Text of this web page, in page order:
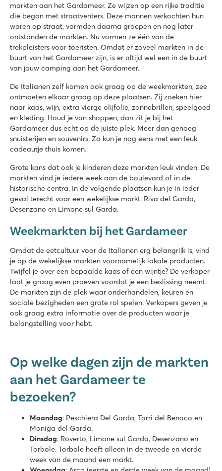
markten aan het Gardameer. Ze wijzen op een rijke traditie
die begon met straatventers. Deze mannen verkochten hun
waren op straat, vormden daarna groepen en nog later
ontstonden de markten. Nu vormen ze één van de
trekpleisters voor toeristen. Omdat er zoveel markten in de
buurt van het Gardameer zijn, is er altijd wel een in de buurt
van jouw camping aan het Gardameer.
De Italianen zelf komen ook graag op de weekmarkten, zee
ontmoeten elkaar graag op deze plaatsen. Zij zoeken hier
naar kaas, wijn, extra vierge olijfolie, zonnebrillen, speelgoed
en kleding. Houd je van shoppen, dan zit je bij het
Gardameer dus echt op de juiste plek. Meer dan genoeg
snuisterijen en souvenirs. Zo kun je nog eens met een leuk
cadeautje thuis komen.
Grote kans dat ook je kinderen deze markten leuk vinden. De
markten vind je iedere week aan de boulevard of in de
historische centra. In de volgende plaatsen kun je in ieder
geval terecht voor een wekelijkse markt: Riva del Garda,
Desenzano en Limone sul Garda.
Weekmarkten bij het Gardameer
Omdat de eetcultuur voor de Italianen erg belangrijk is, vind
je op de wekelijkse markten voornamelijk lokale producten.
Twijfel je over een bepaalde kaas of een wijntje? De verkoper
laat je graag even proeven voordat je een beslissing neemt.
De markten zijn de plek waar onderhandelen, keuren en
sociale bezigheden een grote rol spelen. Verkopers geven je
ook graag extra informatie over de producten waar je
belangstelling voor hebt.
Op welke dagen zijn de markten
aan het Gardameer te
bezoeken?
Maandag: Peschiera Del Garda, Torri del Benaco en
Moniga del Garda.
Dinsdag: Roverto, Limone sul Garda, Desenzano en
Torbole. Torbole heeft alleen in de tweede en vierde
week van de maand een markt.